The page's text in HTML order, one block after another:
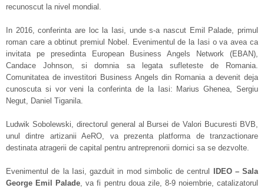
recunoscut la nivel mondial.
In 2016, conferinta are loc la Iasi, unde s-a nascut Emil Palade, primul
roman care a obtinut premiul Nobel. Evenimentul de la Iasi o va avea ca
invitata pe presedinta European Business Angels Network (EBAN),
Candace Johnson, si domnia sa legata sufleteste de Romania.
Comunitatea de investitori Business Angels din Romania a devenit deja
cunoscuta si vor veni la conferinta de la Iasi: Marius Ghenea, Sergiu
Negut, Daniel Tiganila.
Ludwik Sobolewski, directorul general al Bursei de Valori Bucuresti BVB,
unul dintre artizanii AeRO, va prezenta platforma de tranzactionare
destinata atragerii de capital pentru antreprenorii dornici sa se dezvolte.
Evenimentul de la Iasi, gazduit in mod simbolic de centrul
IDEO – Sala
George Emil Palade, va fi pentru doua zile, 8-9 noiembrie, catalizatorul